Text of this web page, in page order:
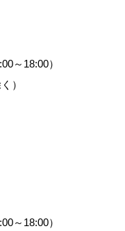
～18:00）
）
～18:00）